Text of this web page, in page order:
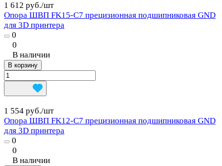
1 612 руб./шт
Опора ШВП FK15-C7 прецизионная подшипниковая GND
для 3D принтера
0
0
В наличии
В корзину
1 554 руб./шт
Опора ШВП FK12-C7 прецизионная подшипниковая GND
для 3D принтера
0
0
В наличии